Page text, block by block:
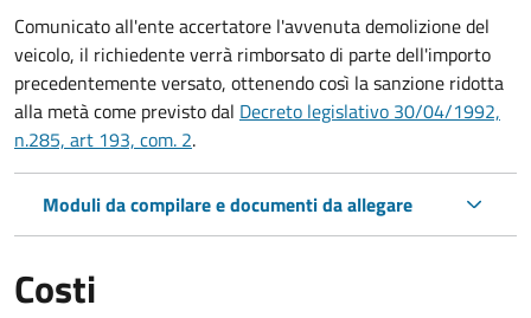
Comunicato all'ente accertatore l'avvenuta demolizione del
veicolo, il richiedente verrà rimborsato di parte dell'importo
precedentemente versato, ottenendo così la sanzione ridotta
alla metà come previsto dal Decreto legislativo 30/04/1992,
n.285, art 193, com. 2.
Moduli da compilare e documenti da allegare
Costi